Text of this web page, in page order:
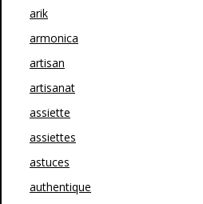
arik
armonica
artisan
artisanat
assiette
assiettes
astuces
authentique